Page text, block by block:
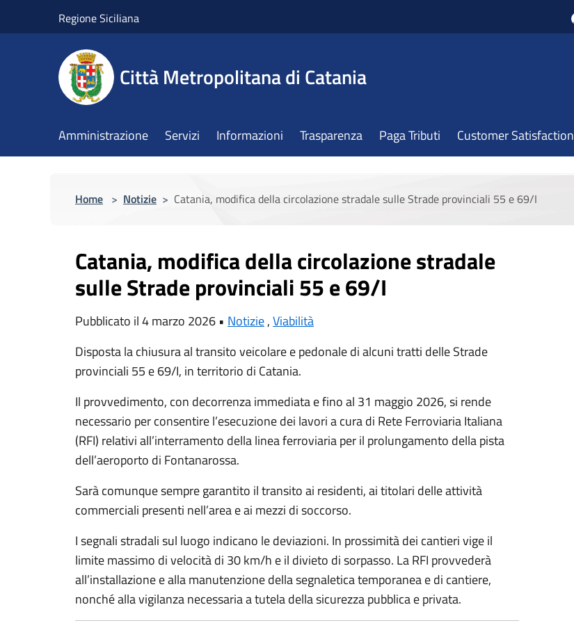
Regione Siciliana
Città Metropolitana di Catania
Amministrazione Servizi Informazioni Trasparenza Paga Tributi Customer Satisfaction
Home > Notizie > Catania, modifica della circolazione stradale sulle Strade provinciali 55 e 69/I
Catania, modifica della circolazione stradale
sulle Strade provinciali 55 e 69/I
Pubblicato il 4 marzo 2026 • Notizie,Viabilità
Disposta la chiusura al transito veicolare e pedonale di alcuni tratti delle Strade
provinciali 55 e 69/I, in territorio di Catania.
Il provvedimento, con decorrenza immediata e fino al 31 maggio 2026, si rende
necessario per consentire l’esecuzione dei lavori a cura di Rete Ferroviaria Italiana
(RFI) relativi all’interramento della linea ferroviaria per il prolungamento della pista
dell’aeroporto di Fontanarossa.
Sarà comunque sempre garantito il transito ai residenti, ai titolari delle attività
commerciali presenti nell’area e ai mezzi di soccorso.
I segnali stradali sul luogo indicano le deviazioni. In prossimità dei cantieri vige il
limite massimo di velocità di 30 km/h e il divieto di sorpasso. La RFI provvederà
all’installazione e alla manutenzione della segnaletica temporanea e di cantiere,
nonché alla vigilanza necessaria a tutela della sicurezza pubblica e privata.